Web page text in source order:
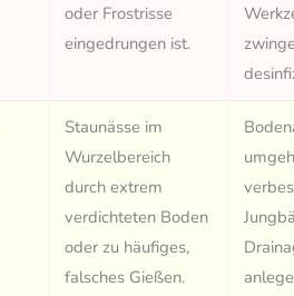
oder Frostrisse
eingedrungen ist.
Staunässe im
Wurzelbereich
durch extrem
verdichteten Boden
oder zu häufiges,
falsches Gießen.